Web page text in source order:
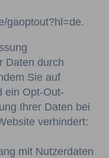
gaoptout?hl=de.
Daten durch
Sie auf
ein Opt-Out-
Ihrer Daten bei
verhindert:
mit Nutzerdaten